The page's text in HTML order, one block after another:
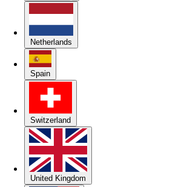
Netherlands
Spain
Switzerland
United Kingdom